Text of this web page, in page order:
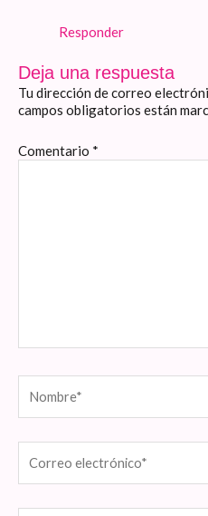
Responder
Deja una respuesta
Tu dirección de correo
campos obligatorios están
Comentario *
electrónico*